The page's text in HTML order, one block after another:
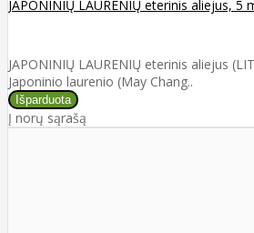
JAPONINIŲ LAURENIŲ eterinis aliejus, 5
JAPONINIŲ LAURENIŲ eterinis aliejus
Japoninio laurenio (May Chang..
Į norų sąrašą